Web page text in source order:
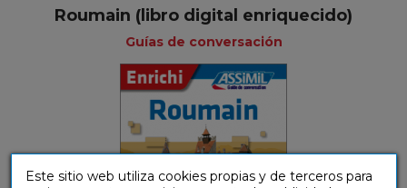
Roumain (libro digital enriquecido)
Guías de conversación
Este sitio web utiliza cookies propias y de terceros para